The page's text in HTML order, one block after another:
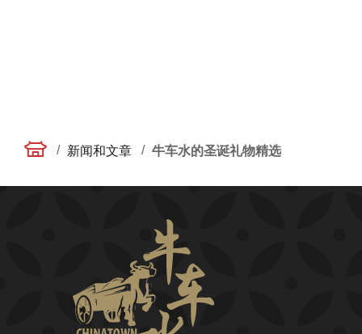
/ 新闻和文章 / 牛车水的圣诞礼物精选